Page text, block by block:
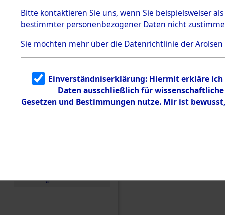
5.3.1 Alliierte
Erhebungen
zu
Todesmärsch
en
5.3.2
Identifizierun
g
5.3.3
Todesmärsch
e
Bitte kontaktieren Sie uns, wenn Sie beispielsweiser
bestimmter personenbezogener Daten nicht
Sie möchten mehr über die Datenrichtlinie der Arolsen
Einverständniserklärung: Hiermit erkläre
Daten ausschließlich für
Gesetzen und Bestimmungen nutze. Mir ist